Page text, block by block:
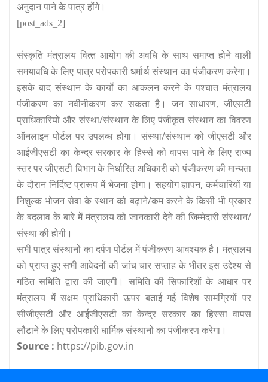
अनुदान पाने के पात्र होंगे।
[post_ads_2]
संस्‍कृति मंत्रालय वित्‍त आयोग की अवधि के साथ समाप्‍त होने वाली
समयावधि के लिए पात्र परोपकारी धर्मार्थ संस्‍थान का पंजीकरण करेगा।
इसके बाद संस्‍थान के कार्यों का आकलन करने के पश्‍चात मंत्रालय
पंजीकरण का नवीनीकरण कर सकता है। जन साधारण, जीएसटी
प्राधिकारियों और संस्‍था/संस्‍थान के लिए पंजीकृत संस्‍थान का विवरण
ऑनलाइन पोर्टल पर उपलब्‍ध होगा। संस्‍था/संस्‍थान को जीएसटी और
आईजीएसटी का केन्‍द्र सरकार के हिस्‍से को वापस पाने के लिए राज्‍य
स्‍तर पर जीएसटी विभाग के निर्धारित अधिकारी को पंजीकरण की मान्‍यता
के दौरान निर्दिष्‍ट प्रारूप में भेजना होगा। सहयोग ज्ञापन, कर्मचारियों या
निशुल्‍क भोजन सेवा के स्‍थान को बढ़ाने/कम करने के किसी भी प्रकार
के बदलाव के बारे में मंत्रालय को जानकारी देने की जिम्‍मेदारी संस्‍थान/
संस्‍था की होगी।
सभी पात्र संस्‍थानों का दर्पण पोर्टल में पंजीकरण आवश्‍यक है। मंत्रालय
को प्राप्‍त हुए सभी आवेदनों की जांच चार सप्‍ताह के भीतर इस उद्देश्‍य से
गठित समिति द्वारा की जाएगी। समिति की सिफारिशों के आधार पर
मंत्रालय में सक्षम प्राधिकारी ऊपर बताई गई विशेष सामग्रियों पर
सीजीएसटी और आईजीएसटी का केन्‍द्र सरकार का हिस्‍सा वापस
लौटाने के लिए परोपकारी धार्मिक संस्‍थानों का पंजीकरण करेगा।
Source : https://pib.gov.in